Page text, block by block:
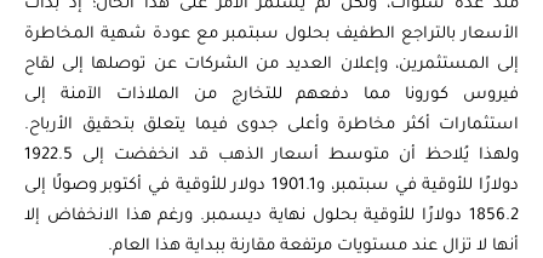
منذ عدة سنوات، ولكن لم يستمر الأمر على هذا الحال؛ إذ بدأت
الأسعار بالتراجع الطفيف بحلول سبتمبر مع عودة شهية المخاطرة
إلى المستثمرين، وإعلان العديد من الشركات عن توصلها إلى لقاح
فيروس كورونا مما دفعهم للتخارج من الملاذات الآمنة إلى
استثمارات أكثر مخاطرة وأعلى جدوى فيما يتعلق بتحقيق الأرباح.
ولهذا يُلاحظ أن متوسط أسعار الذهب قد انخفضت إلى 1922.5
دولارًا للأوقية في سبتمبر، و1901.1 دولار للأوقية في أكتوبر وصولًا إلى
1856.2 دولارًا للأوقية بحلول نهاية ديسمبر. ورغم هذا الانخفاض إلا
أنها لا تزال عند مستويات مرتفعة مقارنة ببداية هذا العام.